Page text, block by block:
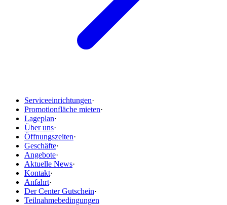
Serviceeinrichtungen·
Promotionfläche mieten·
Lageplan·
Über uns·
Öffnungszeiten·
Geschäfte·
Angebote·
Aktuelle News·
Kontakt·
Anfahrt·
Der Center Gutschein·
Teilnahmebedingungen